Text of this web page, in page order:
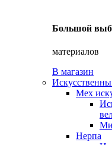
Большой
материалов
В магазин
Мех
Нерпа